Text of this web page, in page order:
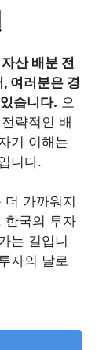
자산 배분 전
여러분은 경
습니다. 오
략적인 배
기 이해는
니다.
가까워지
한국의 투자
는 길입니
자의 날로